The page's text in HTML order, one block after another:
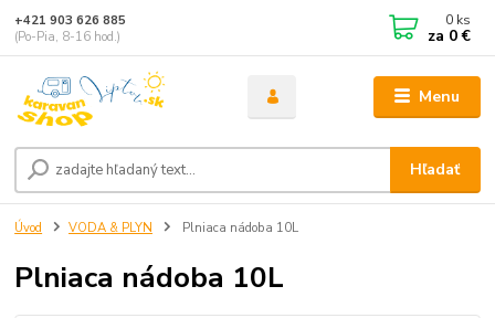
Menu
Hľadať
+421 903 626 885
(Po-Pia, 8-16 hod.)
0 ks
za 0 €
Úvod VODA & PLYN Plniaca nádoba 10L
Plniaca nádoba 10L